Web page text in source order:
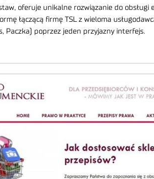
oferuje unikalne rozwiązanie do obsługi
łączącą firmę TSL z wieloma
Paczka) poprzez jeden przyjazny interfejs.